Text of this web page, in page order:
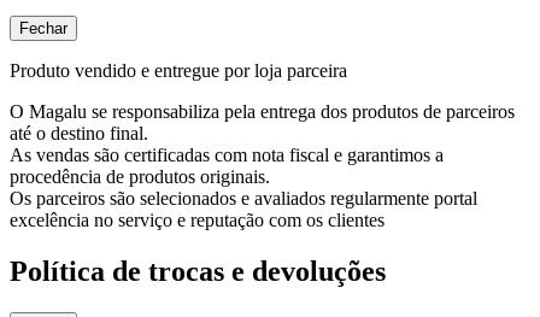
Fechar
Produto vendido e entregue por loja parceira
O Magalu se responsabiliza pela entrega dos produtos de parceiros
até o destino final.
As vendas são certificadas com nota fiscal e garantimos a
procedência de produtos originais.
Os parceiros são selecionados e avaliados regularmente portal
excelência no serviço e reputação com os clientes
Política de trocas e devoluções